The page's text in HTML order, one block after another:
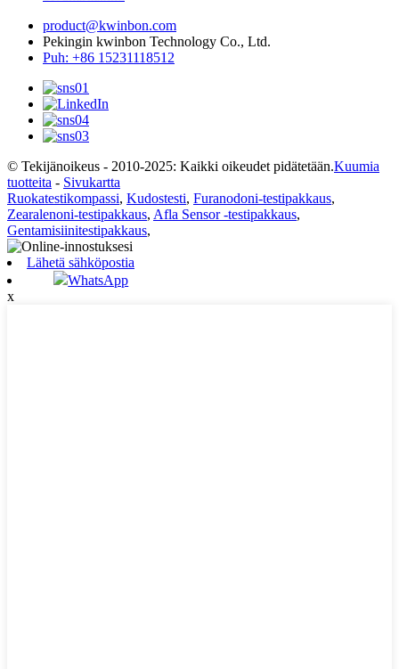
product@kwinbon.com
Pekingin kwinbon Technology Co., Ltd.
Puh: +86 15231118512
© Tekijänoikeus - 2010-2025: Kaikki oikeudet pidätetään.Kuumia
tuotteita - Sivukartta
Ruokatestikompassi, Kudostesti, Furanodoni-testipakkaus,
Zearalenoni-testipakkaus, Afla Sensor -testipakkaus,
Gentamisiinitestipakkaus,
Lähetä sähköpostia
WhatsApp
x